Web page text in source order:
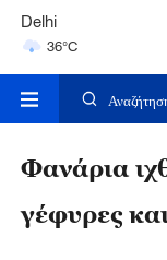
Delhi
36°C
Hyderabad
Φανάρια
γέφυρες